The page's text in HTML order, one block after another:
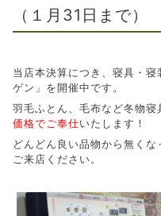
（１月31日まで）
当店本決算につき、寝具・
ゲン」を開催中です。
羽毛ふとん、毛布など冬物寝
価格でご奉仕いたします！
どんどん良い品物から無く
ご来店ください。